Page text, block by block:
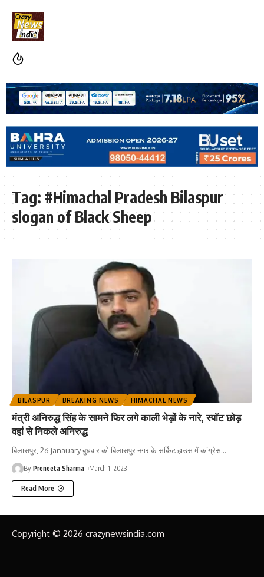
Tag: #Himachal Pradesh Bilaspur
slogan of Black Sheep
BILASPUR BREAKING NEWS HIMACHAL NEWS
मंत्री अनिरुद्ध सिंह के सामने फिर लगे काली भेड़ों के नारे, स्पाॅट छोड़
वहां से निकले अनिरुद्ध
बिलासपुर, 26 janauary बुधवार को बिलासपुर नगर के सर्किट हाउस में कांग्रेस…
By Preneeta Sharma March 1, 2023
Read More
Copyright © 2026 crazynewsindia.com